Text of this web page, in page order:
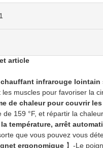
article
infrarouge
muscles pour favoriser la
de chaleur pour couvrir
de 159 °F, et répartir la
température, arrêt
que vous pouvez vous
ergonomique 】-Le